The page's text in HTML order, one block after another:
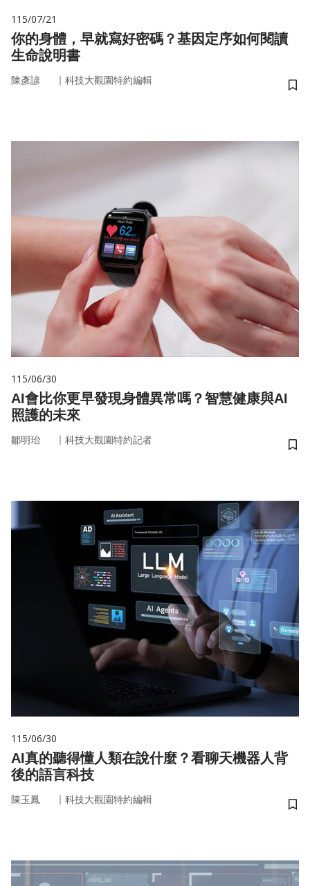
115/07/21
你的身體，早就寫好密碼？基因定序如何閱讀
生命說明書
陳彥諺 ｜ 科技大觀園特約編輯
儲
115/06/30
AI會比你更早發現身體異常嗎？智慧健康與AI
照護的未來
鄒明珆 ｜ 科技大觀園特約記者
儲
115/06/30
AI真的聽得懂人類在說什麼？看聊天機器人背
後的語言科技
陳玉鳳 ｜ 科技大觀園特約編輯
儲